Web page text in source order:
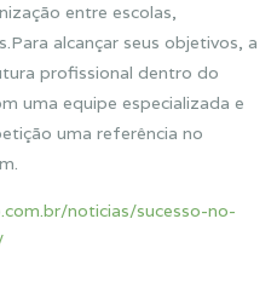
entre escolas,
alcançar seus objetivos, a
profissional dentro do
uma equipe especializada e
uma referência no
noticias/sucesso-no-